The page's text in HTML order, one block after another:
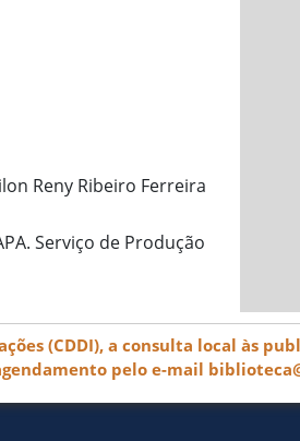
Reny Ribeiro Ferreira
Serviço de Produção
(CDDI), a consulta local às
pelo e-mail